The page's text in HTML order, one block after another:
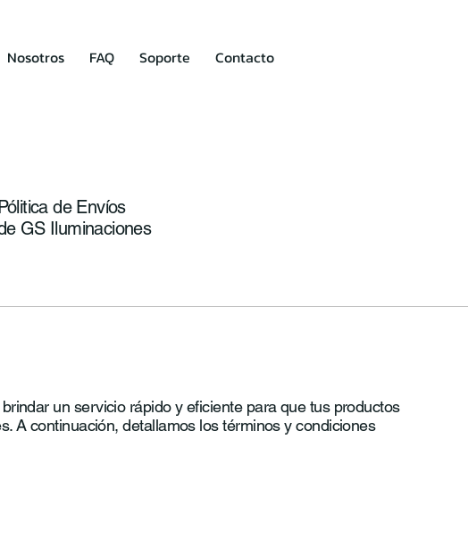
Nosotros FAQ Soporte Contacto
de Envíos
GS Iluminaciones
un servicio rápido y eficiente para que tus productos
A continuación, detallamos los términos y condiciones